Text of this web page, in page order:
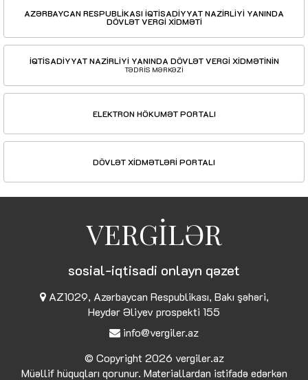
AZƏRBAYCAN RESPUBLİKASI İQTİSADİYYAT NAZİRLİYİ YANINDA
DÖVLƏT VERGİ XİDMƏTİ
İQTİSADİYYAT NAZİRLİYİ YANINDA DÖVLƏT VERGİ XİDMƏTİNİN
TƏDRİS MƏRKƏZİ
ELEKTRON HÖKUMƏT PORTALI
DÖVLƏT XİDMƏTLƏRİ PORTALI
VERGİLƏR
sosial-iqtisadi onlayn qəzet
AZ1029, Azərbaycan Respublikası, Bakı şəhəri,
Heydər Əliyev prospekti 155
info@vergiler.az
© Copyright 2026 vergiler.az
Müəllif hüquqları qorunur. Materiallardan istifadə edərkən